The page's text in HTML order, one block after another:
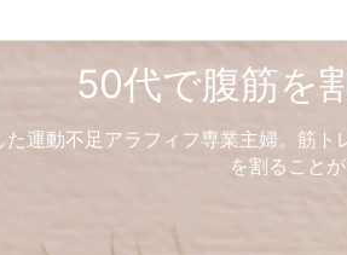
50代で腹筋を
運動不足アラフィフ専業主婦。筋
を割ること